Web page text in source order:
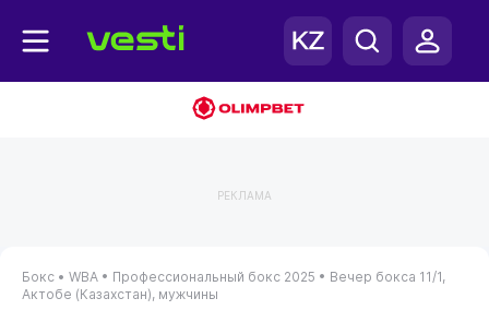
РЕКЛАМА
Бокс • WBA • Профессиональный бокс 2025 • Вечер бокса 11/1,
Актобе (Казахстан), мужчины